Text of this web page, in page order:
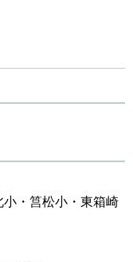
・筥松小・東箱崎